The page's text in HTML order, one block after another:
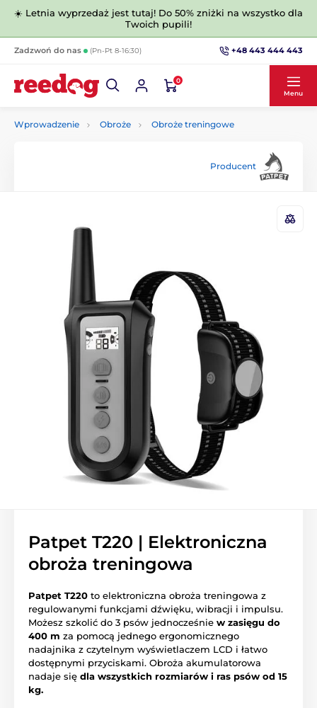
☀️ Letnia wyprzedaż jest tutaj! Do 50% zniżki na wszystko dla
Twoich pupili!
Zadzwoń do nas (Pn-Pt 8-16:30) +48 443 444 443
0
Menu
Wprowadzenie Obroże Obroże treningowe
Producent
Patpet T220 | Elektroniczna
obroża treningowa
Patpet T220 to elektroniczna obroża treningowa z
regulowanymi funkcjami dźwięku, wibracji i impulsu.
Możesz szkolić do 3 psów jednocześnie w zasięgu do
400 m za pomocą jednego ergonomicznego
nadajnika z czytelnym wyświetlaczem LCD i łatwo
dostępnymi przyciskami. Obroża akumulatorowa
nadaje się dla wszystkich rozmiarów i ras psów od 15
kg.